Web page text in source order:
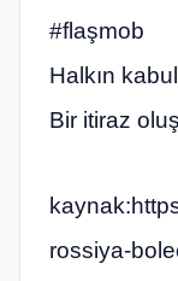
#flaşmob
Halkın
Bir itiraz
rossiya-